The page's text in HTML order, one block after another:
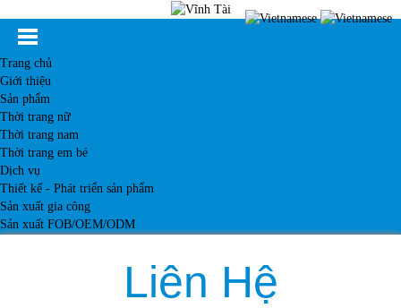
Trang chủ
Giới thiệu
Sản phẩm
Thời trang nữ
Thời trang nam
Thời trang em bé
Dịch vụ
Thiết kế - Phát triển sản phẩm
Sản xuất gia công
Sản xuất FOB/OEM/ODM
Liên Hệ